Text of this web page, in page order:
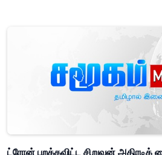
ட்ரோன் பறக்கவிட்ட சிறுவன் அதிரடிக்